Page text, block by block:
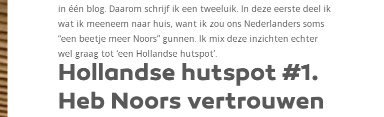
in één blog. Daarom schrijf ik een tweeluik. In deze eerste deel ik
wat ik meeneem naar huis, want ik zou ons Nederlanders soms
“een beetje meer Noors” gunnen. Ik mix deze inzichten echter
wel graag tot ‘een Hollandse hutspot’.
Hollandse hutspot #1.
Heb Noors vertrouwen